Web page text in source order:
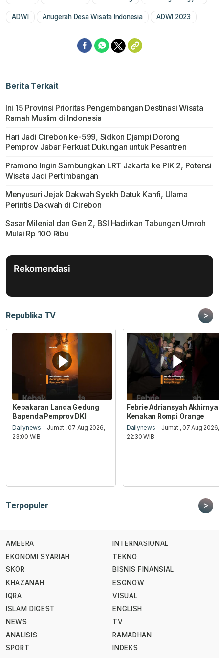
ADWI Anugerah Desa Wisata Indonesia ADWI 2023
Berita Terkait
Ini 15 Provinsi Prioritas Pengembangan Destinasi Wisata
Ramah Muslim di Indonesia
Hari Jadi Cirebon ke-599, Sidkon Djampi Dorong
Pemprov Jabar Perkuat Dukungan untuk Pesantren
Pramono Ingin Sambungkan LRT Jakarta ke PIK 2, Potensi
Wisata Jadi Pertimbangan
Menyusuri Jejak Dakwah Syekh Datuk Kahfi, Ulama
Perintis Dakwah di Cirebon
Sasar Milenial dan Gen Z, BSI Hadirkan Tabungan Umroh
Mulai Rp 100 Ribu
Rekomendasi
Republika TV >
Kebakaran Landa Gedung
Bapenda Pemprov DKI
Dailynews - Jumat , 07 Aug 2026,
23:00 WIB
Febrie Adriansyah Akhirnya
Kenakan Rompi Orange
Dailynews - Jumat , 07 Aug 2026,
22:30 WIB
Terpopuler >
AMEERA
EKONOMI SYARIAH
SKOR
KHAZANAH
IQRA
ISLAM DIGEST
NEWS
ANALISIS
SPORT
INTERNASIONAL
TEKNO
BISNIS FINANSIAL
ESGNOW
VISUAL
ENGLISH
TV
RAMADHAN
INDEKS